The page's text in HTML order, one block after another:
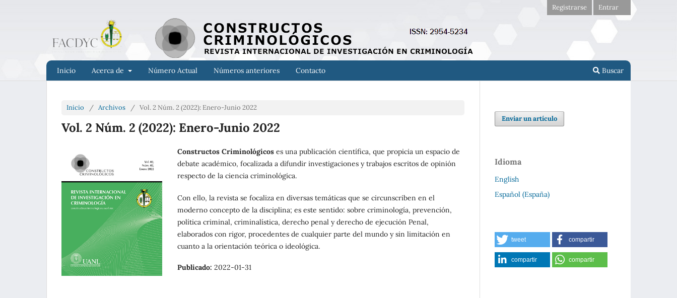
Inicio Acerca de Número Actual Números anteriores Contacto Buscar
Registrarse Entrar
Inicio / Archivos / Vol. 2 Núm. 2 (2022): Enero-Junio 2022
Vol. 2 Núm. 2 (2022): Enero-Junio 2022
Constructos Criminológicos es una publicación científica, que propicia un espacio de
debate académico, focalizada a difundir investigaciones y trabajos escritos de opinión
respecto de la ciencia criminológica.
Con ello, la revista se focaliza en diversas temáticas que se circunscriben en el
moderno concepto de la disciplina; es este sentido: sobre criminología, prevención,
política criminal, criminalística, derecho penal y derecho de ejecución Penal,
elaborados con rigor, procedentes de cualquier parte del mundo y sin limitación en
cuanto a la orientación teórica o ideológica.
Publicado: 2022-01-31
Enviar un artículo
Idioma
English
Español (España)
tweet compartir
compartir compartir